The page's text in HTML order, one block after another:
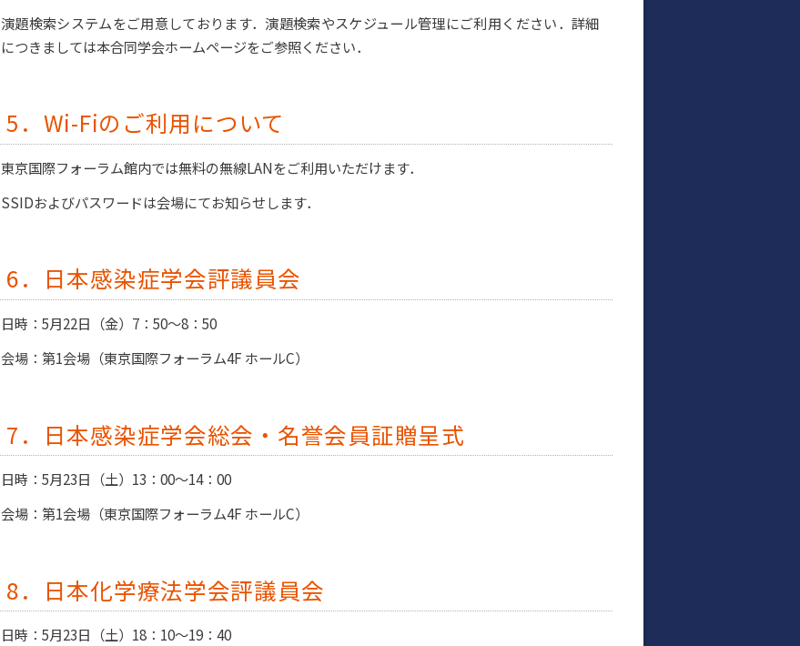
演題検索システムをご用意しております．演題検索やスケジュール管理にご利用ください．詳細
につきましては本合同学会ホームページをご参照ください．
5．Wi-Fiのご利用について
東京国際フォーラム館内では無料の無線LANをご利用いただけます．
SSIDおよびパスワードは会場にてお知らせします．
6．日本感染症学会評議員会
日時：5月22日（金）7：50～8：50
会場：第1会場（東京国際フォーラム4F ホールC）
7．日本感染症学会総会・名誉会員証贈呈式
日時：5月23日（土）13：00～14：00
会場：第1会場（東京国際フォーラム4F ホールC）
8．日本化学療法学会評議員会
日時：5月23日（土）18：10～19：40